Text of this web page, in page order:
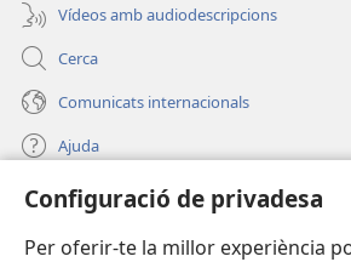
Configuració de privadesa
Per oferir-te la millor experiència
Vídeos amb audiodescripcions
Cerca
Comunicats internacionals
Ajuda
Donacions
una